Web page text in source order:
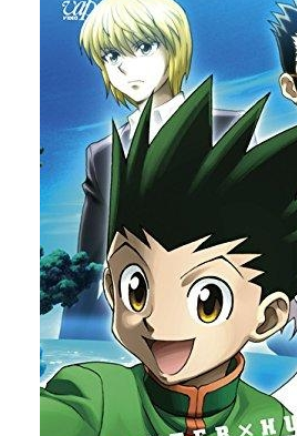
ご、「忍た
園には、ナゾ
長をはじめ、
生、ちょっと
室」の女の子
どがいて、
たち三人組
かり、いつも
とになってし
なるには、
だけど、忍た
く・たのしく
品名忍たま乱
スケジュール
～第31シリー
郎：高山みな
んべヱ：一龍
浦山迅山田伝